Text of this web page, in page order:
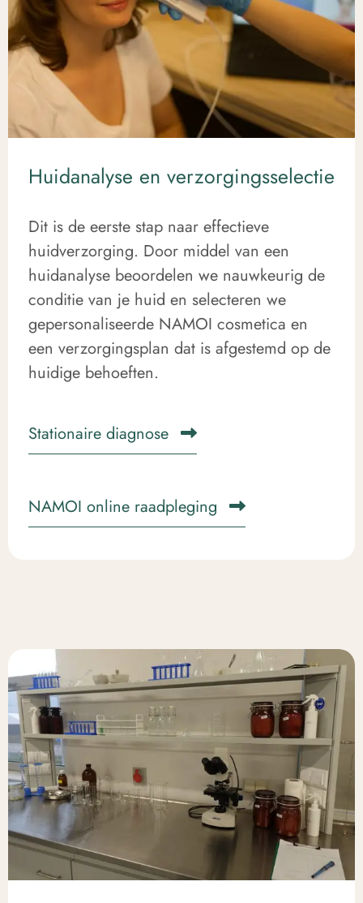
Huidanalyse en verzorgingsselectie
Dit is de eerste stap naar effectieve
huidverzorging. Door middel van een
huidanalyse beoordelen we nauwkeurig de
conditie van je huid en selecteren we
gepersonaliseerde NAMOI cosmetica en
een verzorgingsplan dat is afgestemd op de
huidige behoeften.
Stationaire diagnose
NAMOI online raadpleging